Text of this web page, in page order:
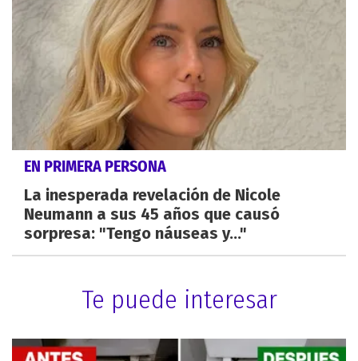
EN PRIMERA PERSONA
La inesperada revelación de Nicole
Neumann a sus 45 años que causó
sorpresa: "Tengo náuseas y..."
Te puede interesar